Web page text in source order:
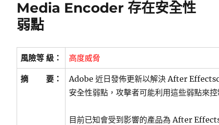
Media Encoder 存在安全性
弱點
風險等 級： 高度威脅
摘 要：
Adobe 近日發佈更新以解決 After
安全性弱點，攻擊者可能利用這些弱點來
目前已知會受到影響的產品為 After